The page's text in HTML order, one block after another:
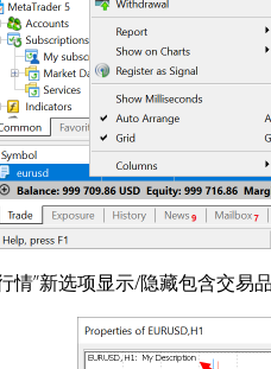
情”新选项显示/隐藏包含交易